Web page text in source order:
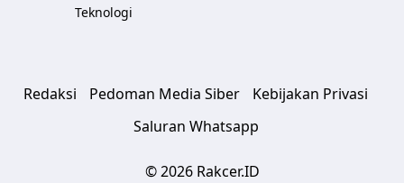
Teknologi
Redaksi Pedoman Media Siber
Kebijakan Privasi
Saluran Whatsapp
© 2026 Rakcer.ID